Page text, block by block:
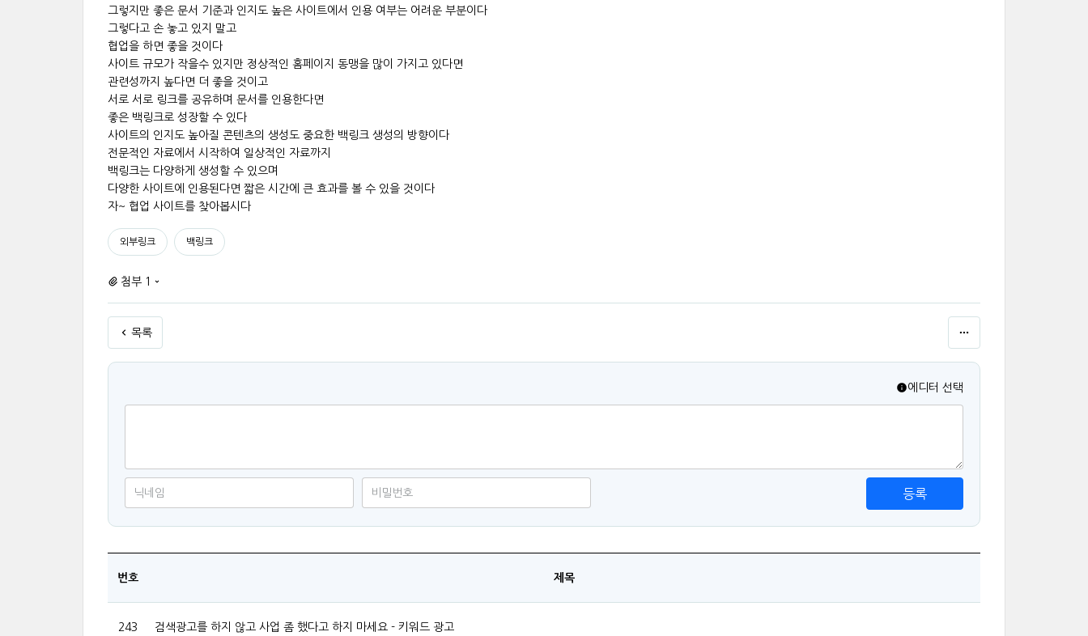
그렇지만 좋은 문서 기준과 인지도 높은 사이트에서 인용 여부는 어려운 부분이다
그렇다고 손 놓고 있지 말고
협업을 하면 좋을 것이다
사이트 규모가 작을수 있지만 정상적인 홈페이지 동맹을 많이 가지고 있다면
관련성까지 높다면 더 좋을 것이고
서로 서로 링크를 공유하며 문서를 인용한다면
좋은 백링크로 성장할 수 있다
사이트의 인지도 높아질 콘텐츠의 생성도 중요한 백링크 생성의 방향이다
전문적인 자료에서 시작하여 일상적인 자료까지
백링크는 다양하게 생성할 수 있으며
다양한 사이트에 인용된다면 짧은 시간에 큰 효과를 볼 수 있을 것이다
자~ 협업 사이트를 찾아봅시다
외부링크 백링크
첨부 1
목록
에디터 선택
등록
번호 제목
243 검색광고를 하지 않고 사업 좀 했다고 하지 마세요 - 키워드 광고